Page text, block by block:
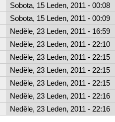
Sobota, 15 Leden, 2011 - 00:08
Sobota, 15 Leden, 2011 - 00:09
Neděle, 23 Leden, 2011 - 16:59
Neděle, 23 Leden, 2011 - 22:10
Neděle, 23 Leden, 2011 - 22:15
Neděle, 23 Leden, 2011 - 22:15
Neděle, 23 Leden, 2011 - 22:15
Neděle, 23 Leden, 2011 - 22:16
Neděle, 23 Leden, 2011 - 22:16